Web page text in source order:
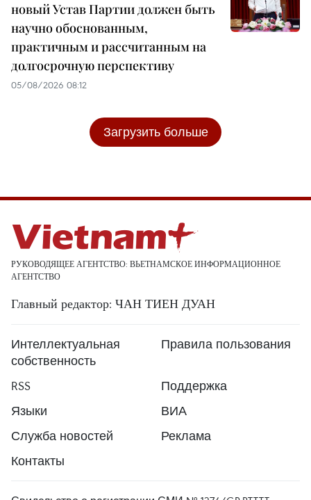
новый Устав Партии должен быть
научно обоснованным,
практичным и рассчитанным на
долгосрочную перспективу
05/08/2026 08:12
Загрузить больше
РУКОВОДЯЩЕЕ АГЕНТСТВО: ВЬЕТНАМСКОЕ ИНФОРМАЦИОННОЕ
АГЕНТСТВО
Главный редактор: ЧАН ТИЕН ДУАН
Интеллектуальная
собственность
Правила пользования
RSS
Поддержка
Языки
ВИА
Служба новостей
Реклама
Контакты